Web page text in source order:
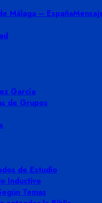
Málaga – España
García
de Grupos
de Estudio
Inductivo
Temas